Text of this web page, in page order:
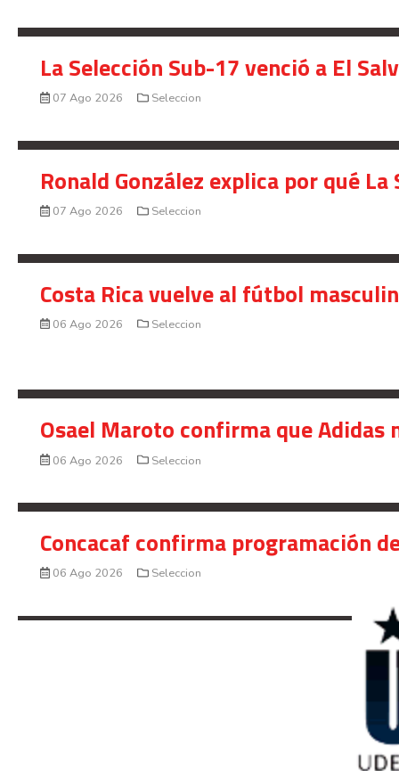
La Selección Sub-17 venció a El
07 Ago 2026 Seleccion
Ronald González explica por qué
07 Ago 2026 Seleccion
Costa Rica vuelve al fútbol
06 Ago 2026 Seleccion
Osael Maroto confirma que Adidas
06 Ago 2026 Seleccion
Concacaf confirma programación
06 Ago 2026 Seleccion